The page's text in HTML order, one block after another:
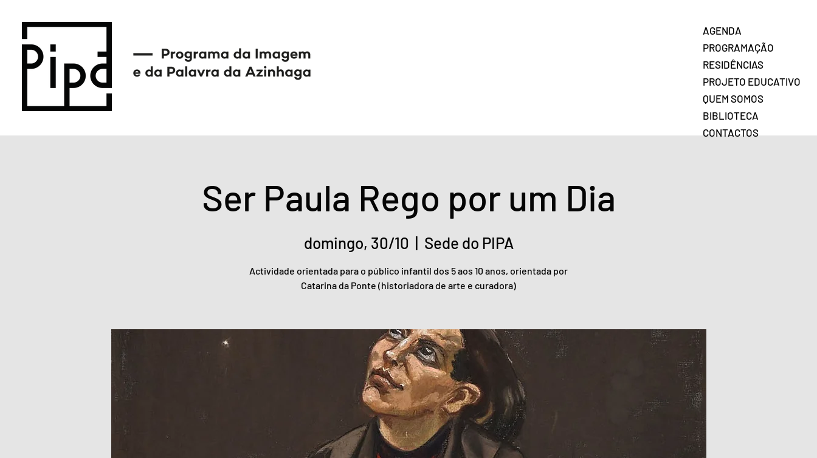
AGENDA
PROGRAMAÇÃO
RESIDÊNCIAS
PROJETO EDUCATIVO
QUEM SOMOS
BIBLIOTECA
CONTACTOS
Ser Paula Rego por um Dia
domingo, 30/10
  |
Sede do PIPA
Actividade orientada para o público infantil dos 5 aos 10 anos, orientada por
Catarina da Ponte (historiadora de arte e curadora)